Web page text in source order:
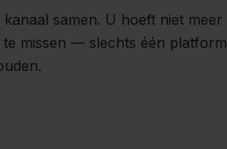
samen. U hoeft niet meer
missen — slechts één platform